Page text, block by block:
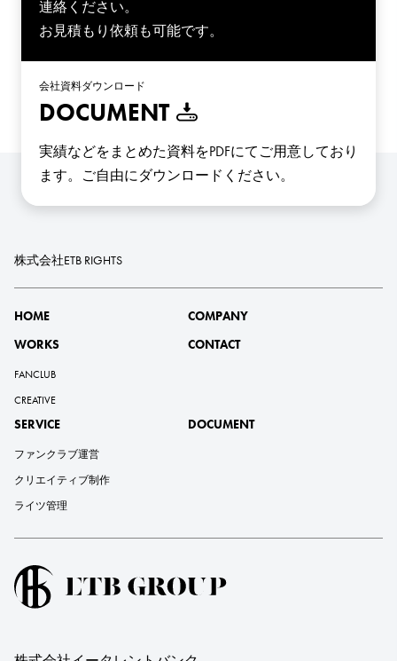
連絡ください。
お見積もり依頼も可能です。
会社資料ダウンロード
DOCUMENT
実績などをまとめた資料をPDFにてご用意しており
ます。 ご自由にダウンロードください。
株式会社ETB RIGHTS
HOME
COMPANY
WORKS
FANCLUB
CREATIVE
CONTACT
SERVICE
ファンクラブ運営
クリエイティブ制作
ライツ管理
DOCUMENT